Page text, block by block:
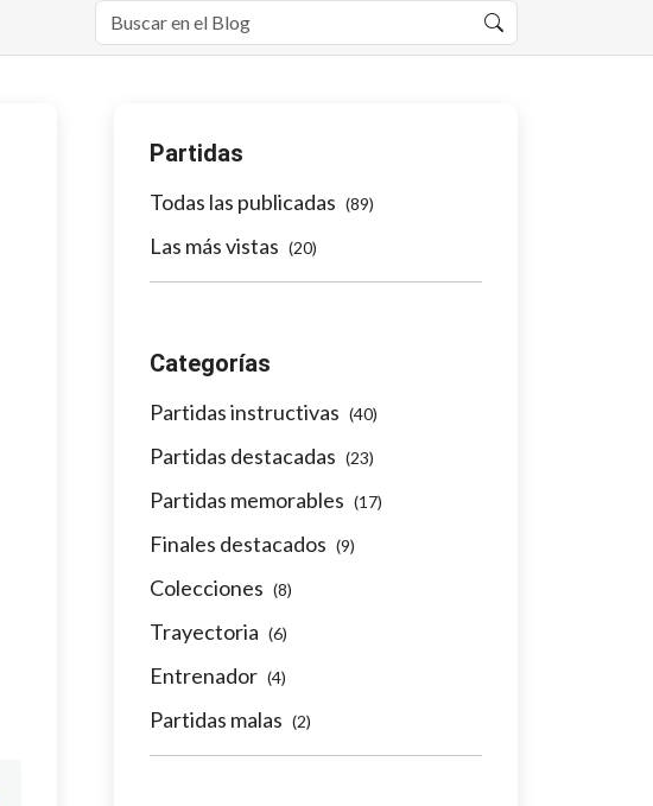
Partidas
Todas las publicadas (89)
Las más vistas (20)
Categorías
Partidas instructivas (40)
Partidas destacadas (23)
Partidas memorables (17)
Finales destacados (9)
Colecciones (8)
Trayectoria (6)
Entrenador (4)
Partidas malas (2)